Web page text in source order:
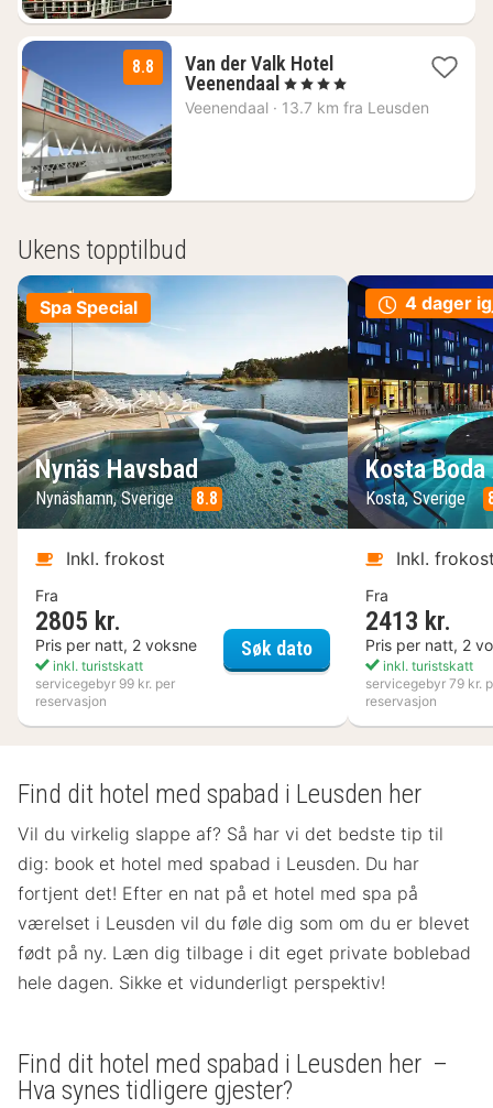
8.8
Van der Valk Hotel
Veenendaal 1
natt
, 4 Stjerner
Veenendaal · 13.7 km fra Leusden
Ukens topptilbud
Spa Special
Nynäs Havsbad
Nynäshamn, Sverige 8.8
Inkl. frokost
Fra
2805 kr.
Pris per natt, 2 voksne
inkl. turistskatt
servicegebyr 99 kr. per
reservasjon
Søk datoNynäs Havsbad
4 dager
Kosta
Kosta, Sverige
Inkl.
Fra
2413 kr.
Pris per natt, 2
inkl. turistskatt
servicegebyr 79 kr.
reservasjon
Find dit hotel med spabad i Leusden her
Vil du virkelig slappe af? Så har vi det bedste tip til
dig: book et hotel med spabad i Leusden. Du har
fortjent det! Efter en nat på et hotel med spa på
værelset i Leusden vil du føle dig som om du er blevet
født på ny. Læn dig tilbage i dit eget private boblebad
hele dagen. Sikke et vidunderligt perspektiv!
Find dit hotel med spabad i Leusden her –
Hva synes tidligere gjester?